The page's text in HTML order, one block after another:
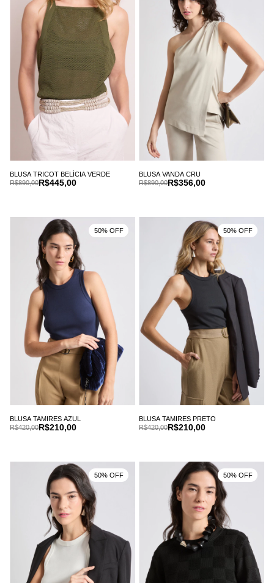
BLUSA TRICOT BELÍCIA VERDE
R$445,00
R$890,00
BLUSA VANDA CRU
R$356,00
R$890,00
BLUSA TAMIRES AZUL
R$210,00
R$420,00
50% OFF
BLUSA TAMIRES PRETO
R$210,00
R$420,00
50% OFF
50% OFF 50% OFF